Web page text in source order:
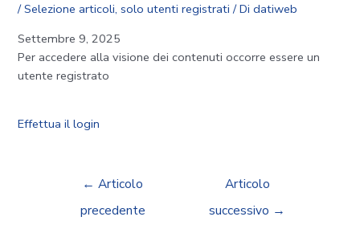
/Selezione articoli,solo utenti registrati / Didatiweb
Settembre 9, 2025
Per accedere alla visione dei contenuti occorre essere un
utente registrato
Effettua il login
← Articolo
precedente
Articolo
successivo →